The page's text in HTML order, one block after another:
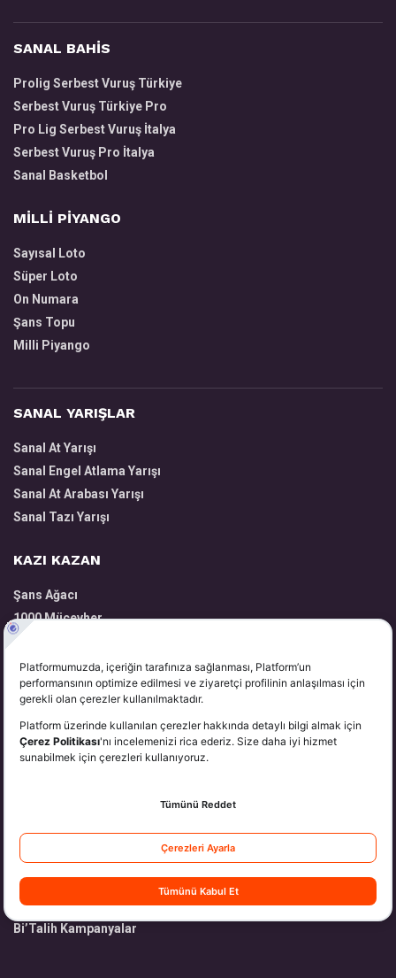
SANAL BAHİS
Prolig Serbest Vuruş Türkiye
Serbest Vuruş Türkiye Pro
Pro Lig Serbest Vuruş İtalya
Serbest Vuruş Pro İtalya
Sanal Basketbol
MİLLİ PİYANGO
Sayısal Loto
Süper Loto
On Numara
Şans Topu
Milli Piyango
SANAL YARIŞLAR
Sanal At Yarışı
Sanal Engel Atlama Yarışı
Sanal At Arabası Yarışı
Sanal Tazı Yarışı
KAZI KAZAN
Şans Ağacı
1000 Mücevher
Volkanik Harita
Zengin Yatırımcı
Kazandıran Taşlar
YARDIM
Para Yatırma
Para Çekme
Nasıl Oynarım?
Hizmetlerimiz
Bi’Talih Kampanyalar